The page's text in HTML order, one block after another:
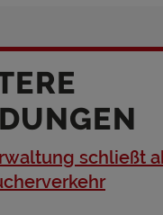
schließt